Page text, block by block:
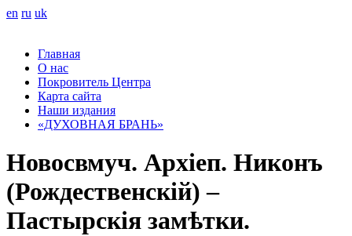
en ru uk
Главная
О нас
Покровитель Центра
Карта сайта
Наши издания
«ДУХОВНАЯ БРАНЬ»
Новосвмуч. Архіеп. Никонъ
(Рождественскій) –
Пастырскія замѣтки.